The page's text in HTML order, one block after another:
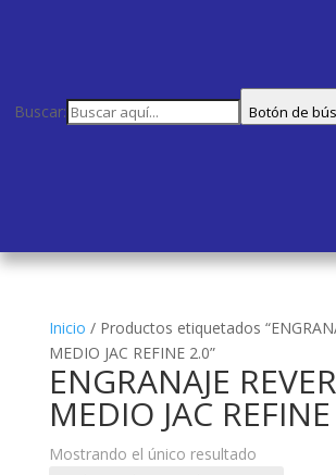
Buscar: Botón de
Inicio / Productos etiquetados
MEDIO JAC REFINE 2.0”
ENGRANAJE
MEDIO JAC
Mostrando el único resultado